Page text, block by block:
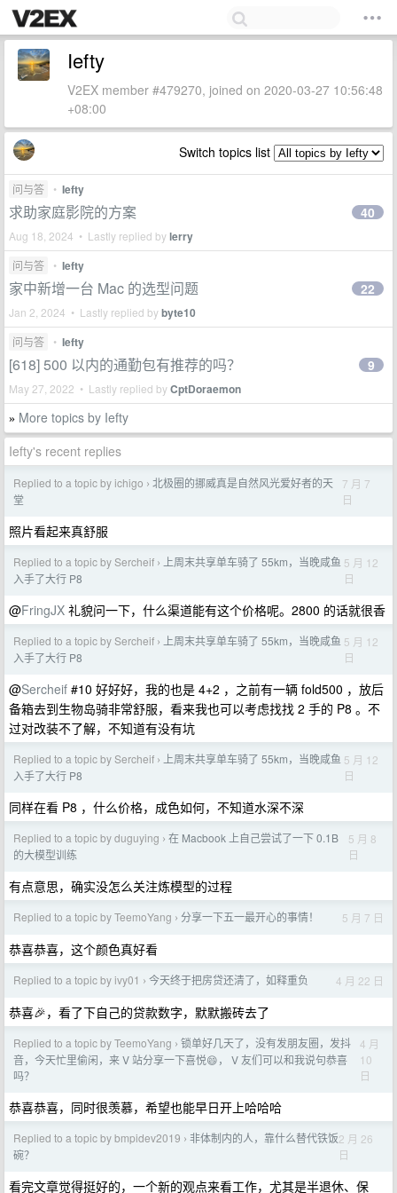
Iefty
V2EX member #479270, joined on 2020-03-27 10:56:48
+08:00
Switch topics list
问与答 • Iefty
求助家庭影院的方案
Aug 18, 2024 • Lastly replied bylerry
40
问与答 • Iefty
家中新增一台 Mac 的选型问题
Jan 2, 2024 • Lastly replied bybyte10
22
问与答 • Iefty
[618] 500 以内的通勤包有推荐的吗？
May 27, 2022 • Lastly replied byCptDoraemon
9
» More topics by Iefty
Iefty's recent replies
Replied to a topic by ichigo › 北极圈的挪威真是自然风光爱好者的天
堂
7 月 7
日
照片看起来真舒服
Replied to a topic by Sercheif ›
上周末共享单车骑了 55km，当晚咸鱼
入手了大行 P8
5 月 12
日
@FringJX 礼貌问一下，什么渠道能有这个价格呢。2800 的话就很香
Replied to a topic by Sercheif ›
上周末共享单车骑了 55km，当晚咸鱼
入手了大行 P8
5 月 12
日
@Sercheif #10 好好好，我的也是 4+2 ，之前有一辆 fold500 ，放后
备箱去到生物岛骑非常舒服，看来我也可以考虑找找 2 手的 P8 。不
过对改装不了解，不知道有没有坑
Replied to a topic by Sercheif ›
上周末共享单车骑了 55km，当晚咸鱼
入手了大行 P8
5 月 12
日
同样在看 P8 ，什么价格，成色如何，不知道水深不深
Replied to a topic by duguying › 在 Macbook 上自己尝试了一下 0.1B
的大模型训练
5 月 8
日
有点意思，确实没怎么关注炼模型的过程
Replied to a topic by TeemoYang › 分享一下五一最开心的事情！ 5 月 7 日
恭喜恭喜，这个颜色真好看
Replied to a topic by ivy01 › 今天终于把房贷还清了，如释重负 4 月 22 日
恭喜🎉，看了下自己的贷款数字，默默搬砖去了
Replied to a topic by TeemoYang › 锁单好几天了，没有发朋友圈，发抖
音，今天忙里偷闲，来 V 站分享一下喜悦😄， V 友们可以和我说句恭喜
吗？
4 月
10
日
恭喜恭喜，同时很羡慕，希望也能早日开上哈哈哈
Replied to a topic by bmpidev2019 › 非体制内的人，靠什么替代铁饭
碗？
2 月 26
日
看完文章觉得挺好的，一个新的观点来看工作，尤其是半退休、保